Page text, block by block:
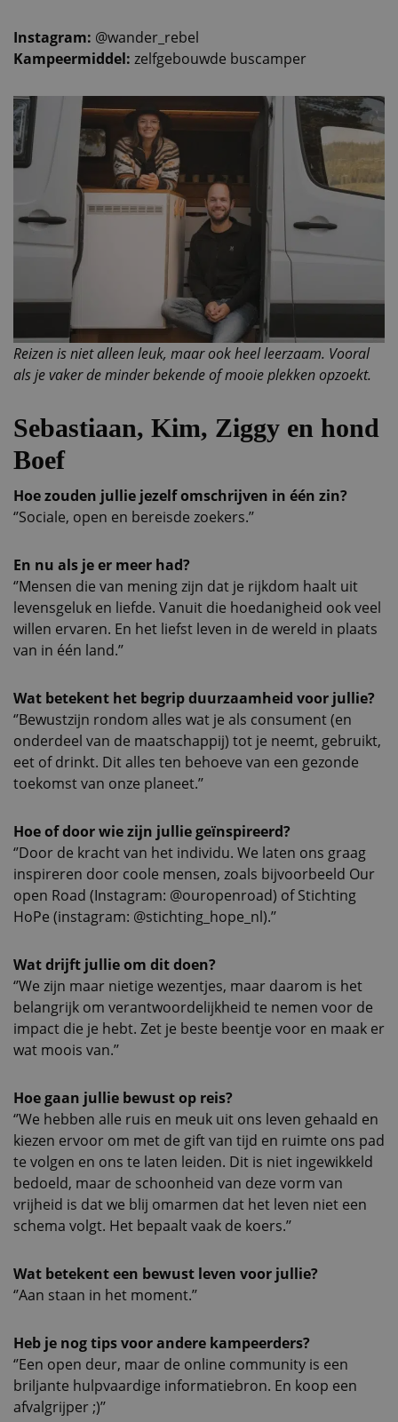
Instagram: @wander_rebel
Kampeermiddel: zelfgebouwde buscamper
Reizen is niet alleen leuk, maar ook heel leerzaam. Vooral
als je vaker de minder bekende of mooie plekken opzoekt.
Sebastiaan, Kim, Ziggy en hond
Boef
Hoe zouden jullie jezelf omschrijven in één zin?
‘’Sociale, open en bereisde zoekers.’’
En nu als je er meer had?
‘’Mensen die van mening zijn dat je rijkdom haalt uit
levensgeluk en liefde. Vanuit die hoedanigheid ook veel
willen ervaren. En het liefst leven in de wereld in plaats
van in één land.’’
Wat betekent het begrip duurzaamheid voor jullie?
‘’Bewustzijn rondom alles wat je als consument (en
onderdeel van de maatschappij) tot je neemt, gebruikt,
eet of drinkt. Dit alles ten behoeve van een gezonde
toekomst van onze planeet.’’
Hoe of door wie zijn jullie geïnspireerd?
‘’Door de kracht van het individu. We laten ons graag
inspireren door coole mensen, zoals bijvoorbeeld Our
open Road (Instagram: @ouropenroad) of Stichting
HoPe (instagram: @stichting_hope_nl).’’
Wat drijft jullie om dit doen?
‘’We zijn maar nietige wezentjes, maar daarom is het
belangrijk om verantwoordelijkheid te nemen voor de
impact die je hebt. Zet je beste beentje voor en maak er
wat moois van.’’
Hoe gaan jullie bewust op reis?
‘’We hebben alle ruis en meuk uit ons leven gehaald en
kiezen ervoor om met de gift van tijd en ruimte ons pad
te volgen en ons te laten leiden. Dit is niet ingewikkeld
bedoeld, maar de schoonheid van deze vorm van
vrijheid is dat we blij omarmen dat het leven niet een
schema volgt. Het bepaalt vaak de koers.’’
Wat betekent een bewust leven voor jullie?
‘’Aan staan in het moment.’’
Heb je nog tips voor andere kampeerders?
‘’Een open deur, maar de online community is een
briljante hulpvaardige informatiebron. En koop een
afvalgrijper ;)’’